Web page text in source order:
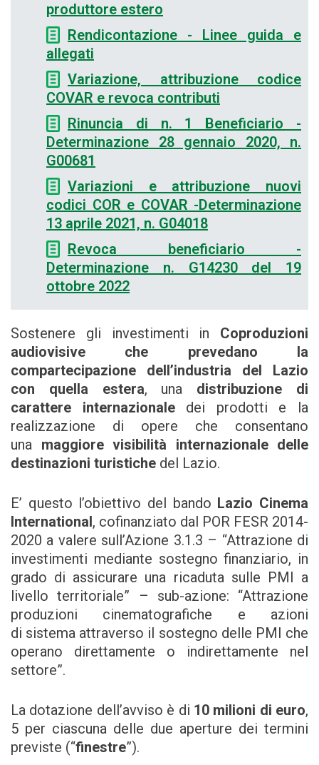
produttore estero
Rendicontazione - Linee guida e
allegati
Variazione, attribuzione codice
COVAR e revoca contributi
Rinuncia di n. 1 Beneficiario -
Determinazione 28 gennaio 2020, n.
G00681
Variazioni e attribuzione nuovi
codici COR e COVAR -Determinazione
13 aprile 2021, n. G04018
Revoca beneficiario -
Determinazione n. G14230 del 19
ottobre 2022
Sostenere gli investimenti in Coproduzioni
audiovisive che prevedano la
compartecipazione dell’industria del Lazio
con quella estera, una distribuzione di
carattere internazionaledei prodotti e la
realizzazione di opere che consentano
una maggiore visibilità internazionale delle
destinazioni turistiche del Lazio.
E’ questo l’obiettivo del bando Lazio Cinema
International, cofinanziato dal POR FESR 2014-
2020 a valere sull’Azione 3.1.3 – “Attrazione di
investimenti mediante sostegno finanziario, in
grado di assicurare una ricaduta sulle PMI a
livello territoriale” – sub-azione: “Attrazione
produzioni cinematografiche e azioni
di sistema attraverso il sostegno delle PMI che
operano direttamente o indirettamente nel
settore”.
La dotazione dell’avviso è di 10 milioni di euro,
5 per ciascuna delle due aperture dei termini
previste (“finestre”).